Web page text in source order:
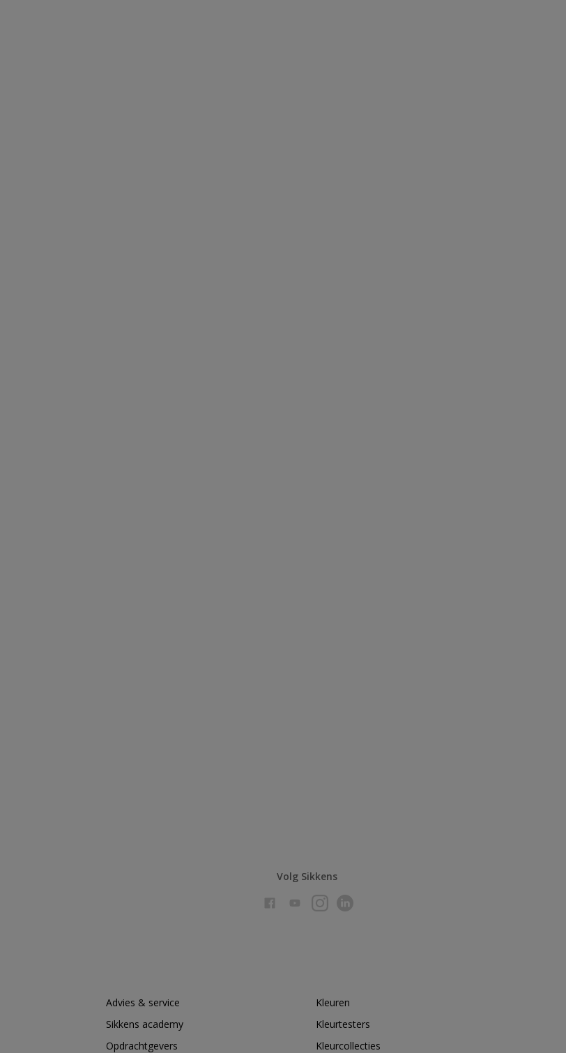
Volg Sikkens
Advies & service
Sikkens academy
Opdrachtgevers
Kleuren
Kleurtesters
Kleurcollecties